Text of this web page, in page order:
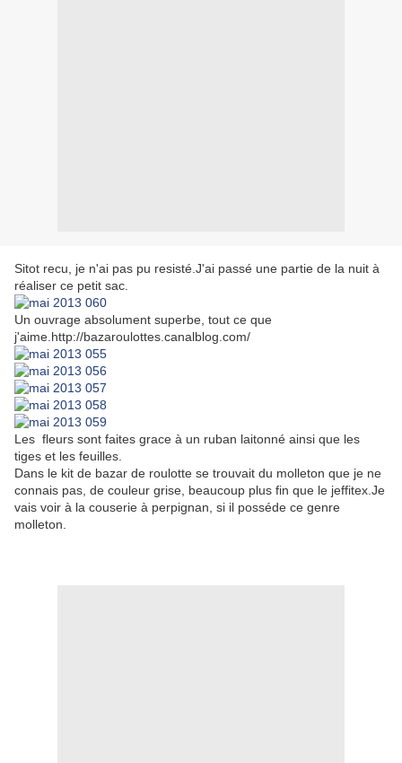
Sitot recu, je n'ai pas pu resisté.J'ai passé une partie de la nuit à
réaliser ce petit sac.
Un ouvrage absolument superbe, tout ce que
j'aime.http://bazaroulottes.canalblog.com/
Les fleurs sont faites grace à un ruban laitonné ainsi que les
tiges et les feuilles.
Dans le kit de bazar de roulotte se trouvait du molleton que je ne
connais pas, de couleur grise, beaucoup plus fin que le jeffitex.Je
vais voir à la couserie à perpignan, si il posséde ce genre
molleton.